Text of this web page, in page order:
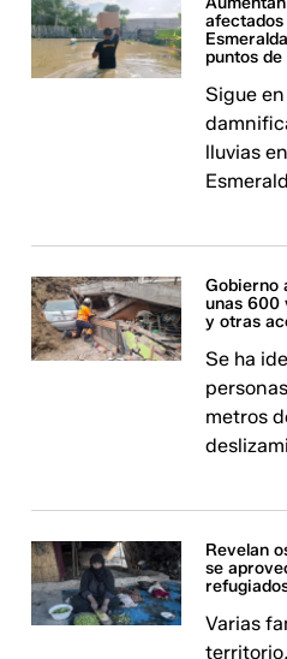
puntos
Sigue
lluvias
Gobierno
unas 600
y otras
Se ha
metros
Revelan
se
Varias